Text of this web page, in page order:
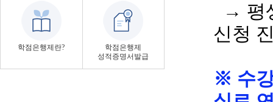
학점은행제란?
학점은행제
성적증명서발급
→ 평
신청
※ 수